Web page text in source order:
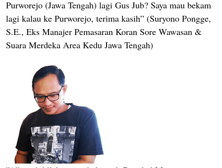
Purworejo (Jawa Tengah) lagi Gus Jub? Saya mau bekam
lagi kalau ke Purworejo, terima kasih” (Suryono Pongge,
S.E., Eks Manajer Pemasaran Koran Sore Wawasan &
Suara Merdeka Area Kedu Jawa Tengah)